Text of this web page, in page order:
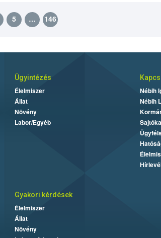
5 … 146
Ügyintézés
Élelmiszer
Állat
Növény
Labor/Egyéb
Nébih
Nébih
Gyakori kérdések
Élelmiszer
Állat
Növény